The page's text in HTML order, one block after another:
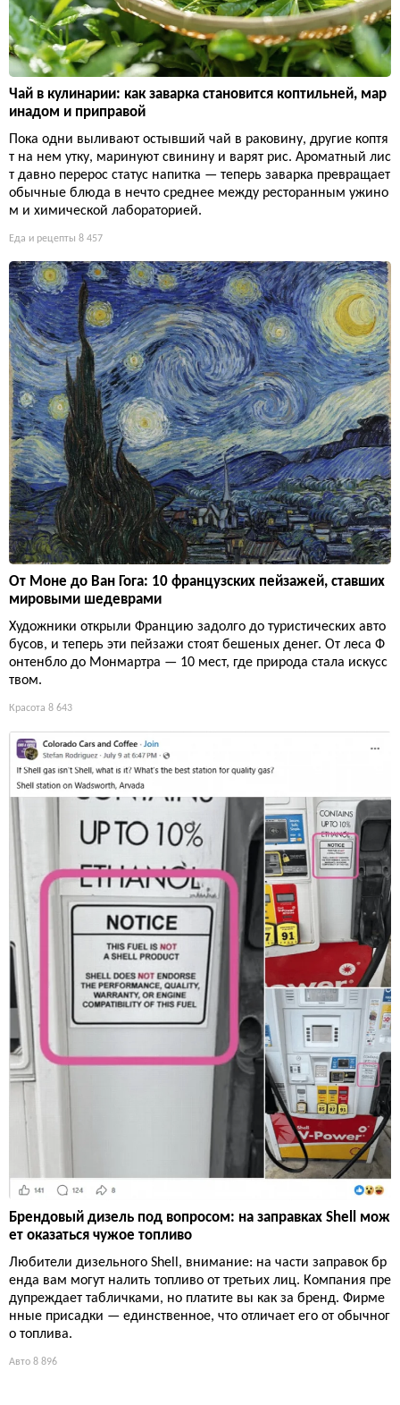
Чай в кулинарии: как заварка становится коптильней, мар
инадом и приправой
Пока одни выливают остывший чай в раковину, другие коптя
т на нем утку, маринуют свинину и варят рис. Ароматный лис
т давно перерос статус напитка — теперь заварка превращает
обычные блюда в нечто среднее между ресторанным ужино
м и химической лабораторией.
Еда и рецепты 8 457
От Моне до Ван Гога: 10 французских пейзажей, ставших
мировыми шедеврами
Художники открыли Францию задолго до туристических авто
бусов, и теперь эти пейзажи стоят бешеных денег. От леса Ф
онтенбло до Монмартра — 10 мест, где природа стала искусс
твом.
Красота 8 643
Брендовый дизель под вопросом: на заправках Shell мож
ет оказаться чужое топливо
Любители дизельного Shell, внимание: на части заправок бр
енда вам могут налить топливо от третьих лиц. Компания пре
дупреждает табличками, но платите вы как за бренд. Фирме
нные присадки — единственное, что отличает его от обычног
о топлива.
Авто 8 896